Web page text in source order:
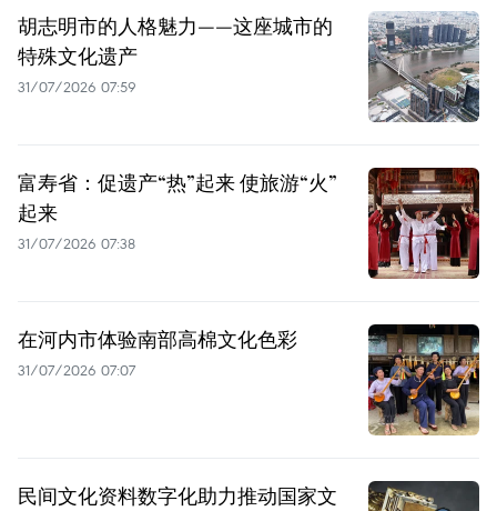
胡志明市的人格魅力——这座城市的
特殊文化遗产
31/07/2026 07:59
富寿省：促遗产“热”起来 使旅游“火”
起来
31/07/2026 07:38
在河内市体验南部高棉文化色彩
31/07/2026 07:07
民间文化资料数字化助力推动国家文